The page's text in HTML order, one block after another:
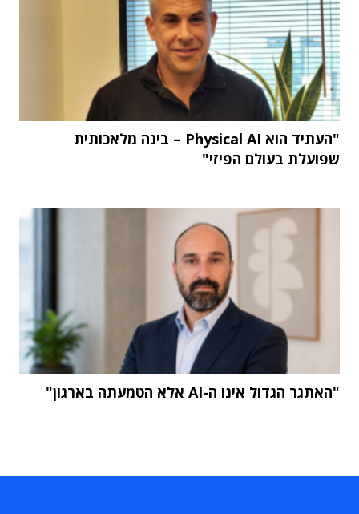
"העתיד הוא Physical AI – בינה מלאכותית
שפועלת בעולם הפיזי"
"האתגר הגדול אינו ה-AI אלא הטמעתה בארגון"